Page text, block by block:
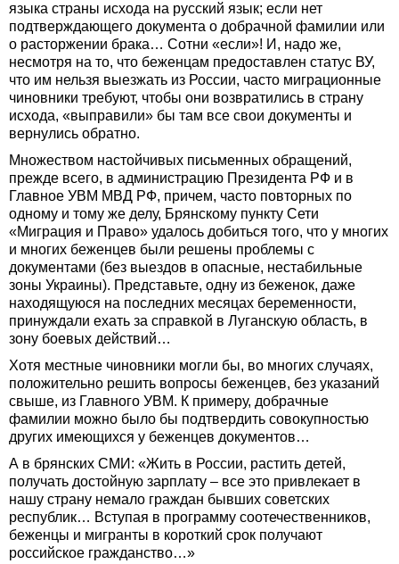
языка страны исхода на русский язык; если нет
подтверждающего документа о добрачной фамилии или
о расторжении брака… Сотни «если»! И, надо же,
несмотря на то, что беженцам предоставлен статус ВУ,
что им нельзя выезжать из России, часто миграционные
чиновники требуют, чтобы они возвратились в страну
исхода, «выправили» бы там все свои документы и
вернулись обратно.
Множеством настойчивых письменных обращений,
прежде всего, в администрацию Президента РФ и в
Главное УВМ МВД РФ, причем, часто повторных по
одному и тому же делу, Брянскому пункту Сети
«Миграция и Право» удалось добиться того, что у многих
и многих беженцев были решены проблемы с
документами (без выездов в опасные, нестабильные
зоны Украины). Представьте, одну из беженок, даже
находящуюся на последних месяцах беременности,
принуждали ехать за справкой в Луганскую область, в
зону боевых действий…
Хотя местные чиновники могли бы, во многих случаях,
положительно решить вопросы беженцев, без указаний
свыше, из Главного УВМ. К примеру, добрачные
фамилии можно было бы подтвердить совокупностью
других имеющихся у беженцев документов…
А в брянских СМИ: «Жить в России, растить детей,
получать достойную зарплату – все это привлекает в
нашу страну немало граждан бывших советских
республик… Вступая в программу соотечественников,
беженцы и мигранты в короткий срок получают
российское гражданство…»